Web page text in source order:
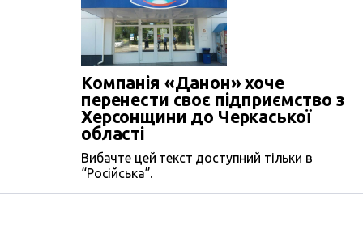
Компанія «Данон» хоче
перенести своє підприємство з
Херсонщини до Черкаської
області
Вибачте цей текст доступний тільки в
“Російська”.